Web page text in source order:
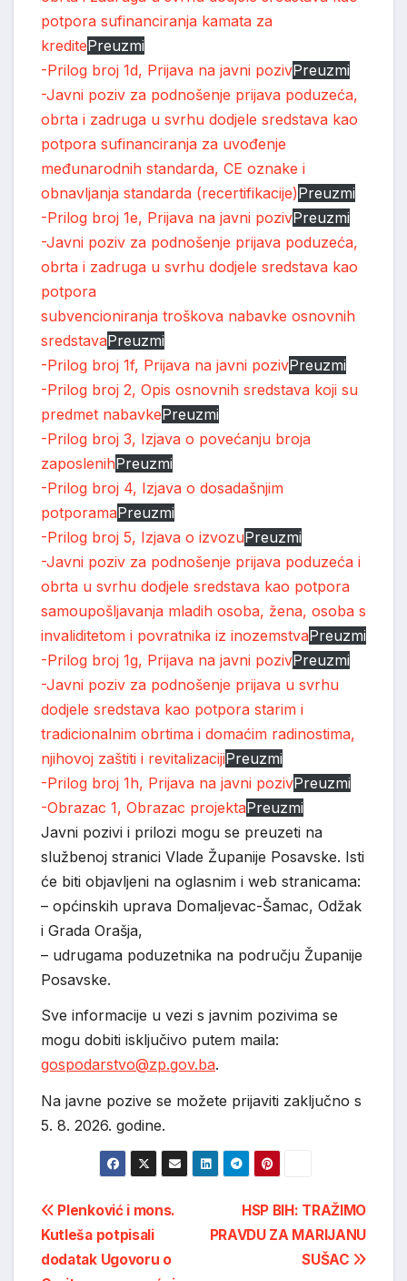
potpora sufinanciranja kamata za
kreditePreuzmi
-Prilog broj 1d, Prijava na javni pozivPreuzmi
-Javni poziv za podnošenje prijava poduzeća,
obrta i zadruga u svrhu dodjele sredstava kao
potpora sufinanciranja za uvođenje
međunarodnih standarda, CE oznake i
obnavljanja standarda (recertifikacije)Preuzmi
-Prilog broj 1e, Prijava na javni pozivPreuzmi
-Javni poziv za podnošenje prijava poduzeća,
obrta i zadruga u svrhu dodjele sredstava kao
potpora
subvencioniranja troškova nabavke osnovnih
sredstavaPreuzmi
-Prilog broj 1f, Prijava na javni pozivPreuzmi
-Prilog broj 2, Opis osnovnih sredstava koji su
predmet nabavkePreuzmi
-Prilog broj 3, Izjava o povećanju broja
zaposlenihPreuzmi
-Prilog broj 4, Izjava o dosadašnjim
potporamaPreuzmi
-Prilog broj 5, Izjava o izvozuPreuzmi
-Javni poziv za podnošenje prijava poduzeća i
obrta u svrhu dodjele sredstava kao potpora
samoupošljavanja mladih osoba, žena, osoba s
invaliditetom i povratnika iz inozemstvaPreuzmi
-Prilog broj 1g, Prijava na javni pozivPreuzmi
-Javni poziv za podnošenje prijava u svrhu
dodjele sredstava kao potpora starim i
tradicionalnim obrtima i domaćim radinostima,
njihovoj zaštiti i revitalizacijiPreuzmi
-Prilog broj 1h, Prijava na javni pozivPreuzmi
-Obrazac 1, Obrazac projektaPreuzmi
Javni pozivi i prilozi mogu se preuzeti na
službenoj stranici Vlade Županije Posavske. Isti
će biti objavljeni na oglasnim i web stranicama:
– općinskih uprava Domaljevac-Šamac, Odžak
i Grada Orašja,
– udrugama poduzetnika na području Županije
Posavske.
Sve informacije u vezi s javnim pozivima se
mogu dobiti isključivo putem maila:
gospodarstvo@zp.gov.ba.
Na javne pozive se možete prijaviti zaključno s
5. 8. 2026. godine.
Post
navigation
HSP BIH: TRAŽIMO
PRAVDU ZA MARIJANU
SUŠAC
Plenković i mons.
Kutleša potpisali
dodatak Ugovoru o